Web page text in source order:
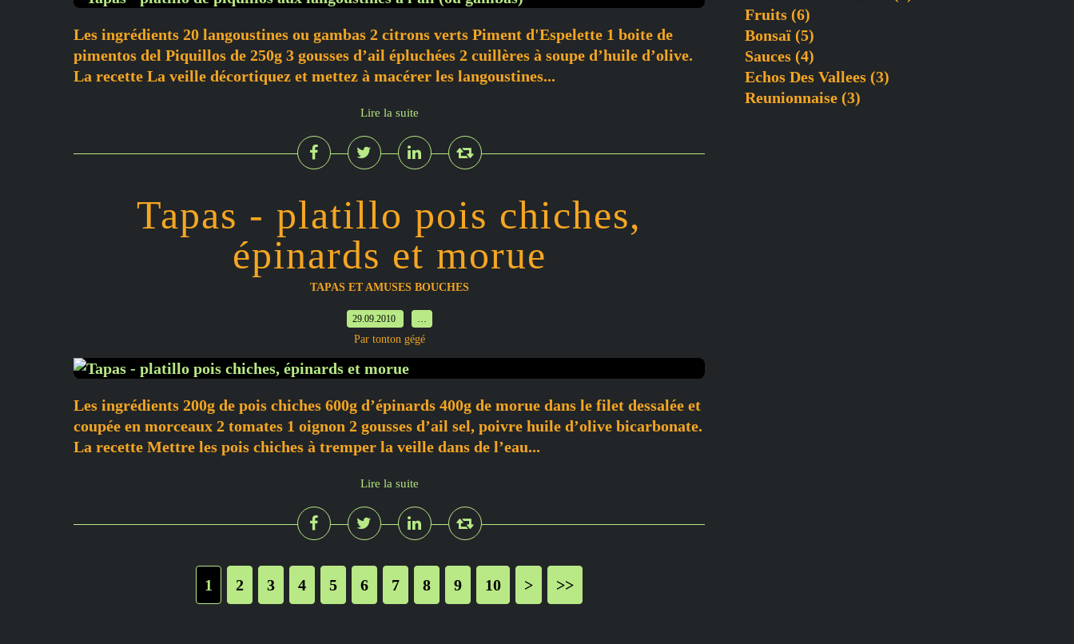
Les ingrédients 20 langoustines ou gambas 2 citrons verts Piment d'Espelette 1 boite de
pimentos del Piquillos de 250g 3 gousses d’ail épluchées 2 cuillères à soupe d’huile d’olive.
La recette La veille décortiquez et mettez à macérer les langoustines...
Lire la suite
Tapas - platillo pois chiches,
épinards et morue
TAPAS ET AMUSES BOUCHES
29.09.2010 …
Par tonton gégé
Les ingrédients 200g de pois chiches 600g d’épinards 400g de morue dans le filet dessalée et
coupée en morceaux 2 tomates 1 oignon 2 gousses d’ail sel, poivre huile d’olive bicarbonate.
La recette Mettre les pois chiches à tremper la veille dans de l’eau...
Lire la suite
1 2 3 4 5 6 7 8 9 10 20
30
> >>
Fruits (6)
Bonsaï (5)
Sauces (4)
Echos Des Vallees (3)
Reunionnaise (3)